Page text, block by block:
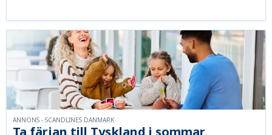
ANNONS - SCANDLINES DANMARK